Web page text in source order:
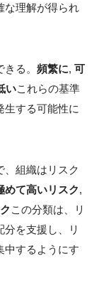
な理解が得られ
る。 頻繁に, 可
いこれらの基準
生する可能性に
、組織はリスク
めて高いリスク,
この分類は、リ
を支援し、リ
中するようにす